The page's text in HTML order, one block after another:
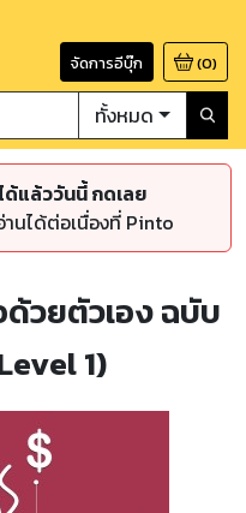
จัดการอีบุ๊ก (0)
ทั้งหมด
ด้แล้ววันนี้ กดเลย
นได้ต่อเนื่องที่ Pinto
วยตัวเอง ฉบับ
1)